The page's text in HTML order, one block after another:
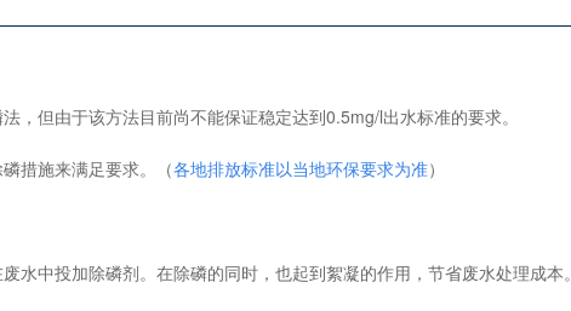
，但由于该方法目前尚不能保证稳定达到0.5mg/l出水标准的要求。
措施来满足要求。（各地排放标准以当地环保要求为准）
水中投加除磷剂。在除磷的同时，也起到絮凝的作用，节省废水处理成本。